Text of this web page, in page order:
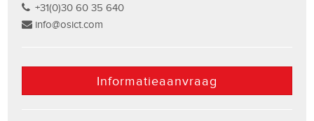
+31(0)30 60 35 640
info@osict.com
Informatieaanvraag